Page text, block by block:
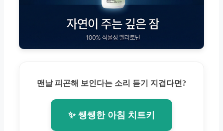
맨날 피곤해 보인다는 소리 듣기 지겹다면?
✨ 쌩쌩한 아침 치트키